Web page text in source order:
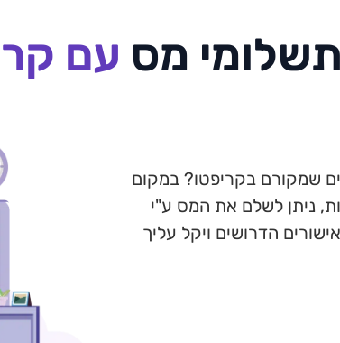
מס עם
שמקורם בקריפטו? במקום
ניתן לשלם את המס ע"י
הדרושים ויקל עליך